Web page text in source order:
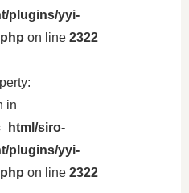
plugins/yyi-
on line 2322
in
siro-
plugins/yyi-
on line 2322